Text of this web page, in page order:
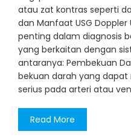
atau zat kontras seperti
dan Manfaat USG
penting dalam diagnosis
yang berkaitan dengan
antaranya: Pembekuan
bekuan darah yang
serius pada arteri atau
Read More